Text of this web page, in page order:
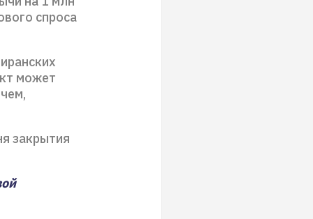
спроса
может
закрытия